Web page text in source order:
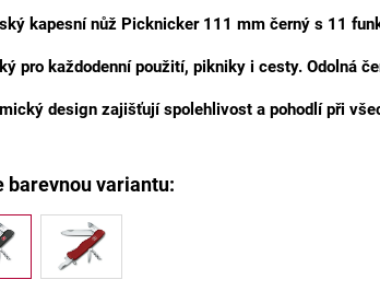
5
hvězdiček.
kapesní nůž Picknicker 111 mm černýs 11
pro každodenní použití, pikniky i cesty. Odolná
design zajišťují spolehlivost a pohodlí při